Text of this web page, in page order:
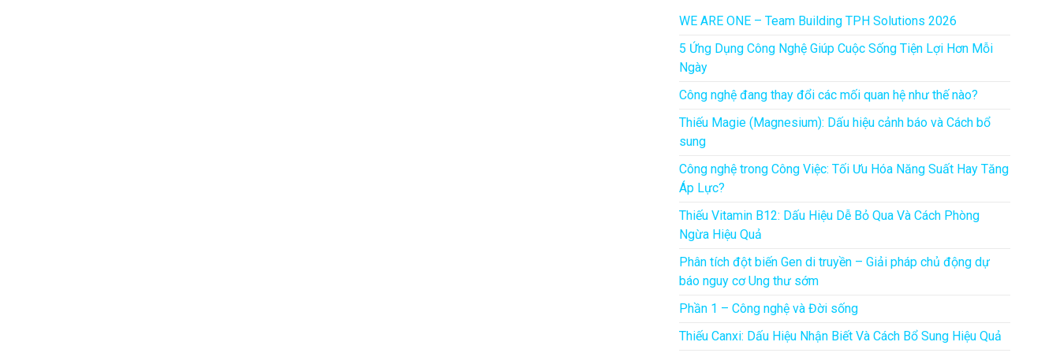
WE ARE ONE – Team Building TPH Solutions 2026
5 Ứng Dụng Công Nghệ Giúp Cuộc Sống Tiện Lợi Hơn Mỗi
Ngày
Công nghệ đang thay đổi các mối quan hệ như thế nào?
Thiếu Magie (Magnesium): Dấu hiệu cảnh báo và Cách bổ
sung
Công nghệ trong Công Việc: Tối Ưu Hóa Năng Suất Hay Tăng
Áp Lực?
Thiếu Vitamin B12: Dấu Hiệu Dễ Bỏ Qua Và Cách Phòng
Ngừa Hiệu Quả
Phân tích đột biến Gen di truyền – Giải pháp chủ động dự
báo nguy cơ Ung thư sớm
Phần 1 – Công nghệ và Đời sống
Thiếu Canxi: Dấu Hiệu Nhận Biết Và Cách Bổ Sung Hiệu Quả